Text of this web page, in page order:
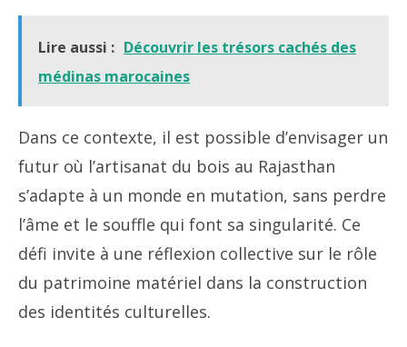
Lire aussi : Découvrir les trésors cachés des
médinas marocaines
Dans ce contexte, il est possible d’envisager un
futur où l’artisanat du bois au Rajasthan
s’adapte à un monde en mutation, sans perdre
l’âme et le souffle qui font sa singularité. Ce
défi invite à une réflexion collective sur le rôle
du patrimoine matériel dans la construction
des identités culturelles.